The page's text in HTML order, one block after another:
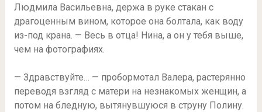
Людмила Васильевна, держа в руке стакан с
драгоценным вином, которое она болтала, как воду
из-под крана. — Весь в отца! Нина, а он у тебя выше,
чем на фотографиях.
— Здравствуйте… — пробормотал Валера, растерянно
переводя взгляд с матери на незнакомых женщин, а
потом на бледную, вытянувшуюся в струну Полину.